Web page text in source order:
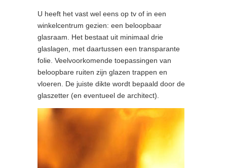
U heeft het vast wel eens op tv of in een
winkelcentrum gezien: een beloopbaar
glasraam. Het bestaat uit minimaal drie
glaslagen, met daartussen een transparante
folie. Veelvoorkomende toepassingen van
beloopbare ruiten zijn glazen trappen en
vloeren. De juiste dikte wordt bepaald door de
glaszetter (en eventueel de architect).